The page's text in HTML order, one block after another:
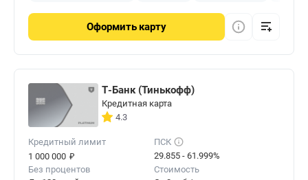
Оформить карту
Т-Банк (Тинькофф)
Кредитная карта
4.3
Кредитный лимит
1 000 000 ₽
ПСК
29.855 - 61.999%
Без процентов
Стоимость